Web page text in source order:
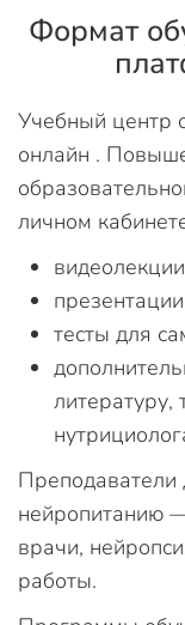
Формат
Учебный центр
онлайн .
личном
тесты для
литературу,
Преподаватели
нейропитанию
врачи,
работы.